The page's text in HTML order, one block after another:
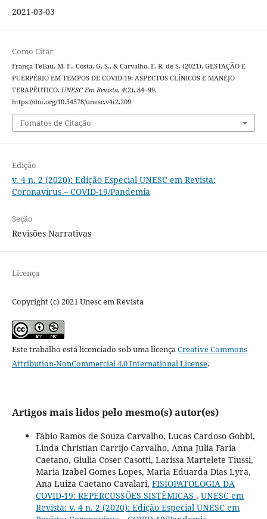
2021-03-03
Como Citar
França Tellau, M. F., Costa, G. S., & Carvalho, F. R. de S. (2021). GESTAÇÃO E
PUERPÉRIO EM TEMPOS DE COVID-19: ASPECTOS CLÍNICOS E MANEJO
TERAPÊUTICO. UNESC Em Revista, 4(2), 84–99.
https://doi.org/10.54578/unesc.v4i2.209
Fomatos de Citação
Edição
v. 4 n. 2 (2020): Edição Especial UNESC em Revista:
Coronavírus – COVID-19/Pandemia
Seção
Revisões Narrativas
Licença
Copyright (c) 2021 Unesc em Revista
Este trabalho está licenciado sob uma licença Creative Commons
Attribution-NonCommercial 4.0 International License.
Artigos mais lidos pelo mesmo(s) autor(es)
Fábio Ramos de Souza Carvalho, Lucas Cardoso Gobbi,
Linda Christian Carrijo-Carvalho, Anna Julia Faria
Caetano, Giulia Coser Casotti, Larissa Martelete Tiussi,
Maria Izabel Gomes Lopes, Maria Eduarda Dias Lyra,
Ana Luiza Caetano Cavalari, FISIOPATOLOGIA DA
COVID-19: REPERCUSSÕES SISTÊMICAS , UNESC em
Revista: v. 4 n. 2 (2020): Edição Especial UNESC em